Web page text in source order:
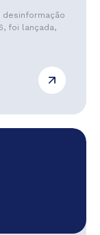
desinformação
foi lançada,